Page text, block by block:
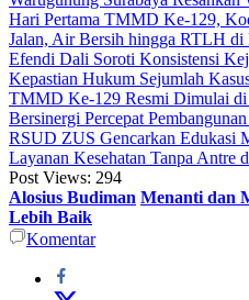
Hari Pertama TMMD Ke-129,
Jalan, Air Bersih hingga RTLH di
Efendi Dali Soroti Konsistensi
Kepastian Hukum Sejumlah
TMMD Ke-129 Resmi Dimulai
Bersinergi Percepat
RSUD ZUS Gencarkan Edukasi
Layanan Kesehatan Tanpa Antre
Post Views: 294
Alosius Budiman Menanti dan
Lebih Baik
Komentar